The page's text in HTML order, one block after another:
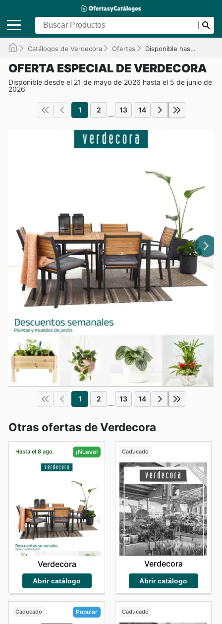
Catálogos de Verdecora Ofertas Disponible hasta el 05/06/2026
OFERTA ESPECIAL DE VERDECORA
Disponible desde el 21 de mayo de 2026 hasta el 5 de junio de
2026
1 2 ... 13 14
1 2 ... 13 14
Otras ofertas de Verdecora
Hasta el 8 ago. ¡Nuevo!
Verdecora
Abrir catálogo
Caducado
Verdecora
Abrir catálogo
Caducado Popular Caducado